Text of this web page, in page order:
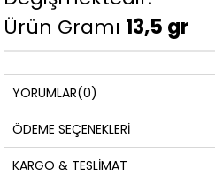
Ürün Gramı 13,5 gr
YORUMLAR(0)
ÖDEME SEÇENEKLERI
KARGO & TESLIMAT